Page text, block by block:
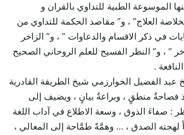
الموسوعة الطبية للتداوي بالقران و
العلاج” ، و” مقاصد الحكمة للتداوي من
في ذكر الاقسام والدعاوات ” ، و” الزاخر
” ، و” النظر الفسيح للعلم الروحاني الصحيح
.
عبد الفضيل الخوارزمي شيخ الطريقة القادرية
فصاحةُ منطقٍ ، وبراعةُ بيانٍ ، ويضيف إلى
: صفاءَ الذوق ، وسعة الاطلاع في آداب اللغة
لهجته الصدق ، … وهمَّةً طمَّاحة إلى المعالي ،